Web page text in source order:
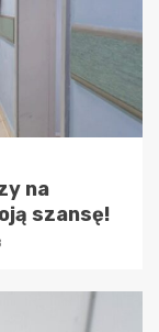
na
szansę!